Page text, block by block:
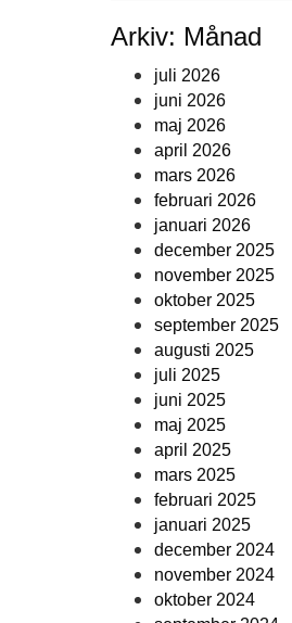
Arkiv: Månad
juli 2026
juni 2026
maj 2026
april 2026
mars 2026
februari 2026
januari 2026
december 2025
november 2025
oktober 2025
september 2025
augusti 2025
juli 2025
juni 2025
maj 2025
april 2025
mars 2025
februari 2025
januari 2025
december 2024
november 2024
oktober 2024